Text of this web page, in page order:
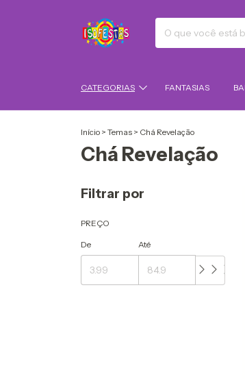
CATEGORIAS FANTASIAS
Início > Temas > Chá Revelação
Chá Revelação
Filtrar por
PREÇO
De Até